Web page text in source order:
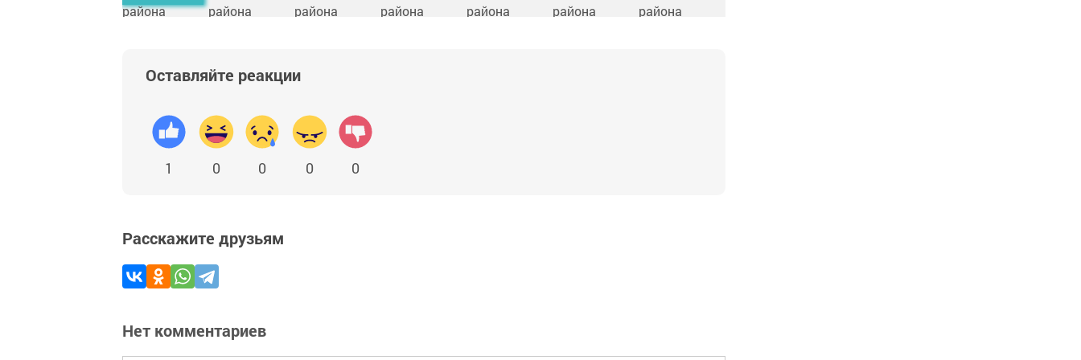
Оставляйте реакции
1 0 0 0 0
Расскажите друзьям
Нет комментариев